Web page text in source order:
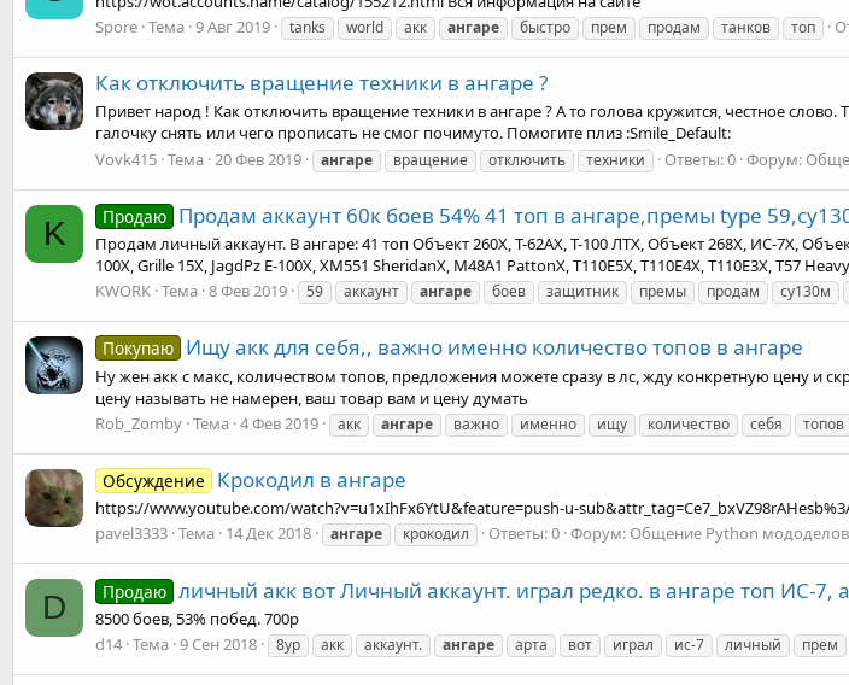
Spore Тема 9 Авг 2019 tanks world акк ангаре быстро прем продам танков топ
Как отключить вращение техники в ангаре ?
Привет народ ! Как отключить вращение техники в ангаре ? А то голова кружится, честное
галочку снять или чего прописать не смог почимуто. Помогите плиз :Smile_Default:
Vovk415 Тема 20 Фев 2019 ангаре вращение отключить техники Ответы: 0 Форум:
K Продаю Продам аккаунт 60к боев 54% 41 топ в ангаре,премы type
Продам личный аккаунт. В ангаре: 41 топ Объект 260X, Т-62АX, Т-100 ЛТX, Объект 268X, ИС-7X,
100X, Grille 15X, JagdPz E-100X, XM551 SheridanX, M48A1 PattonX, T110E5X, T110E4X, T110E3X, T57
KWORK Тема 8 Фев 2019 59 аккаунт ангаре боев защитник премы продам су130м
Покупаю Ищу акк для себя,, важно именно количество топов в ангаре
Ну жен акк с макс, количеством топов, предложения можете сразу в лс, жду конкретную цену и
цену называть не намерен, ваш товар вам и цену думать
Rob_Zomby Тема 4 Фев 2019 акк ангаре важно именно ищу количество себя топов
Обсуждение Крокодил в ангаре
https://www.youtube.com/watch?v=u1xIhFx6YtU&feature=push-u-
pavel3333 Тема 14 Дек 2018 ангаре крокодил Ответы: 0 Форум: Общение Python мододелов
D Продаю личный акк вот Личный аккаунт. играл редко. в ангаре топ ИС-7,
8500 боев, 53% побед. 700р
d14 Тема 9 Сен 2018 8ур акк аккаунт. ангаре арта вот играл ис-7 личный прем